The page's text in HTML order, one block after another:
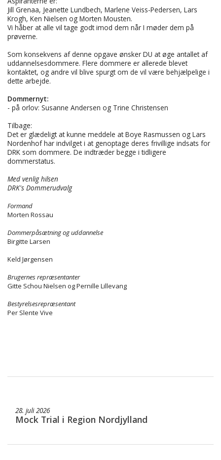
Jill Grenaa, Jeanette Lundbech, Marlene Veiss-Pedersen, Lars
Krogh, Ken Nielsen og Morten Mousten.
Vi håber at alle vil tage godt imod dem når I møder dem på
prøverne.
Som konsekvens af denne opgave ønsker DU at øge antallet af
uddannelsesdommere. Flere dommere er allerede blevet
kontaktet, og andre vil blive spurgt om de vil være behjælpelige i
dette arbejde.
Dommernyt:
- på orlov: Susanne Andersen og Trine Christensen
Tilbage:
Det er glædeligt at kunne meddele at Boye Rasmussen og Lars
Nordenhof har indvilget i at genoptage deres frivillige indsats for
DRK som dommere. De indtræder begge i tidligere
dommerstatus.
Med venlig hilsen
DRK's Dommerudvalg
Formand
Morten Rossau
Dommerpåsætning og uddannelse
Birgitte Larsen
Keld Jørgensen
Brugernes repræsentanter
Gitte Schou Nielsen og Pernille Lillevang
Bestyrelsesrepræsentant
Per Slente Vive
28. juli 2026
Mock Trial i Region Nordjylland